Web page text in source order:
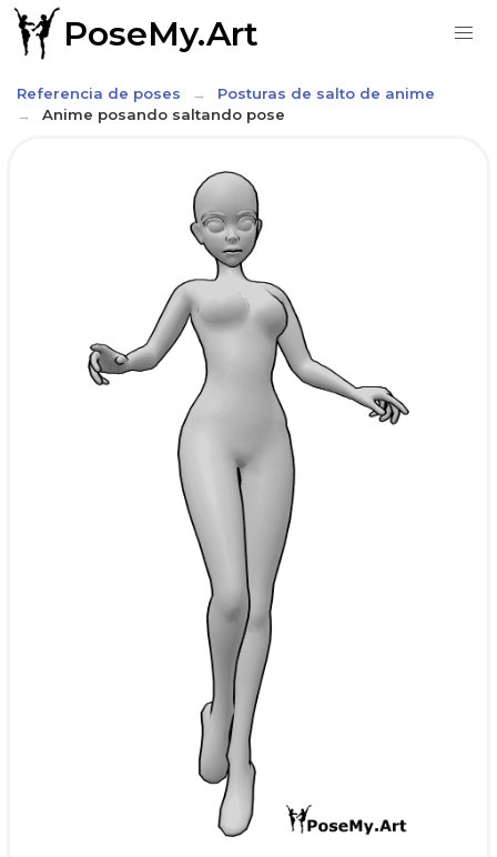
PoseMy.Art
Referencia de poses
Posturas de salto de anime
Anime posando saltando pose